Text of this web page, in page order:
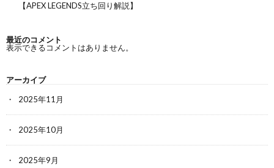
【APEX LEGENDS立ち回り解説】
最近のコメント
表示できるコメントはありません。
アーカイブ
2025年11月
2025年10月
2025年9月